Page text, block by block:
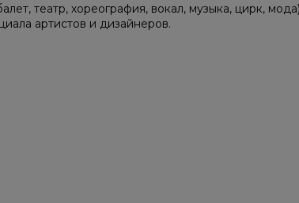
театр, хореография, вокал, музыка, цирк,
артистов и дизайнеров.